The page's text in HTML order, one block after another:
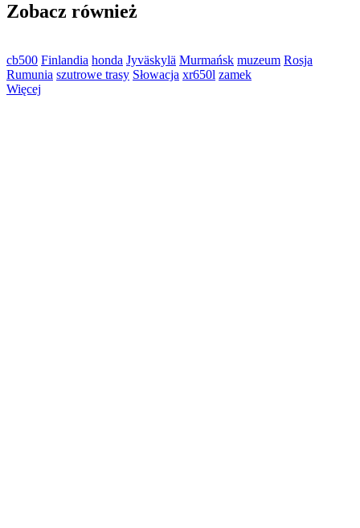
Zobacz również
cb500 Finlandia honda Jyväskylä Murmańsk muzeum Rosja
Rumunia szutrowe trasy Słowacja xr650l zamek
Więcej